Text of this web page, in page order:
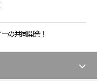
の共同開発！